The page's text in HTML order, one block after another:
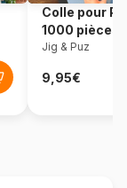
Colle pour
1000 pièces
Jig & Puz